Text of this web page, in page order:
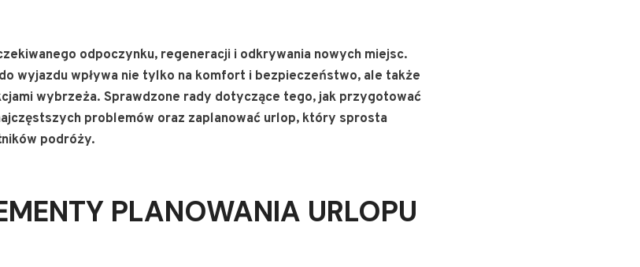
odpoczynku, regeneracji i odkrywania nowych miejsc.
wyjazdu wpływa nie tylko na komfort i bezpieczeństwo, ale także
wybrzeża. Sprawdzone rady dotyczące tego, jak przygotować
problemów oraz zaplanować urlop, który sprosta
podróży.
PLANOWANIA URLOPU